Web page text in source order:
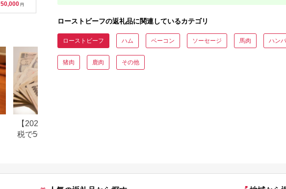
50,000 円
レゼント 母の日 父の
日 ギフト おつまみ
寄付金額:17,000円
名 おすすめ ソース ギ
フト 黒毛和牛 サーロ
かい 肉料理 贈答 ギフ
ト お取り寄せ 送料無
寄付金額:88,000円
除く)》
寄付金額:18,000円
ふわ 送料無料 神奈
鎌倉
寄付金額:8,000円
【2026年最新】ふるさと納
税で50万円寄付！おすすめ
ローストビーフの返礼品に関連しているカテゴリ
ローストビーフ ハム ベーコン ソーセージ 馬肉 ハン
猪肉 鹿肉 その他